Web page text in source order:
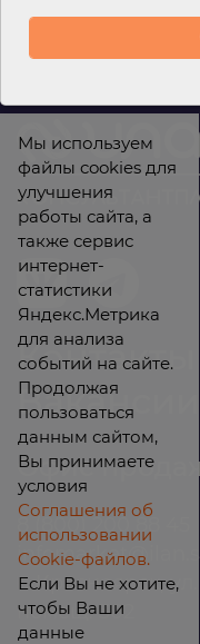
Контакты
Вакансии
Офис
г. Красноярск,
помещ. 302
Мы используем
файлы cookies для
улучшения
работы сайта, а
также сервис
интернет-
статистики
Яндекс.Метрика
для анализа
событий на сайте.
Продолжая
пользоваться
данным сайтом,
Вы принимаете
условия
Соглашения об
использовании
Cookie-файлов.
Если Вы не хотите,
чтобы Ваши
данные